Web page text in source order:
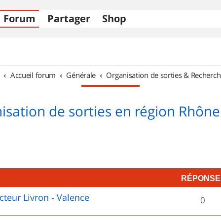
Forum Partager Shop
Accueil forum Générale Organisation de sorties &
de sorties en région
Livron - Valence 0R
é